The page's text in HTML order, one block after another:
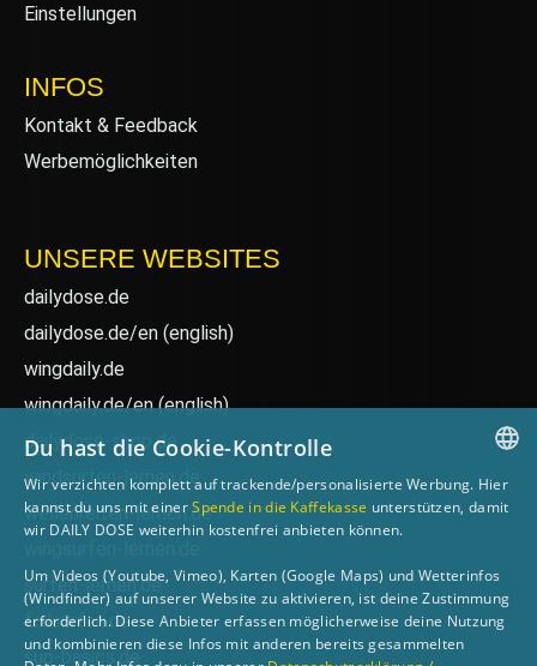
Einstellungen
INFOS
Kontakt & Feedback
Werbemöglichkeiten
UNSERE WEBSITES
dailydose.de
dailydose.de/en (english)
wingdaily.de
wingdaily.de/en(english)
dailydose-shop.de
windsurfen-lernen.de
wellenreiten-lernen.de
surfen-lernen.de
foilsurfen.de
sup-basics.de
GERMAN
Du hast die Cookie-Kontrolle
Wir verzichten komplett auf trackende/personalisierte Werbung. Hier
kannst du uns mit einerSpende in die Kaffekasse unterstützen, damit
wir DAILY DOSE weiterhin kostenfrei anbieten können.
Um Videos (Youtube, Vimeo), Karten (Google Maps) und Wetterinfos
(Windfinder) auf unserer Website zu aktivieren, ist deine Zustimmung
erforderlich. Diese Anbieter erfassen möglicherweise deine Nutzung
und kombinieren diese Infos mit anderen bereits gesammelten